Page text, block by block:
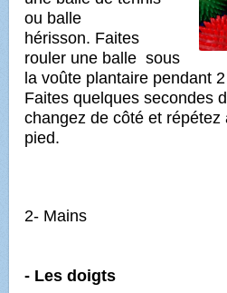
ou balle
hérisson. Faites
rouler une balle sous
la voûte plantaire pendant
Faites quelques secondes
changez de côté et répétez
pied.
2- Mains
- Les doigts